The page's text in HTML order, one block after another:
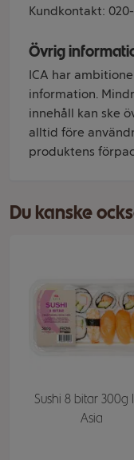
Kundkontakt:
Övrig
ICA har
information.
innehåll kan ske
alltid före
produktens
Du kanske
Sushi 8 bitar 300g
Asia